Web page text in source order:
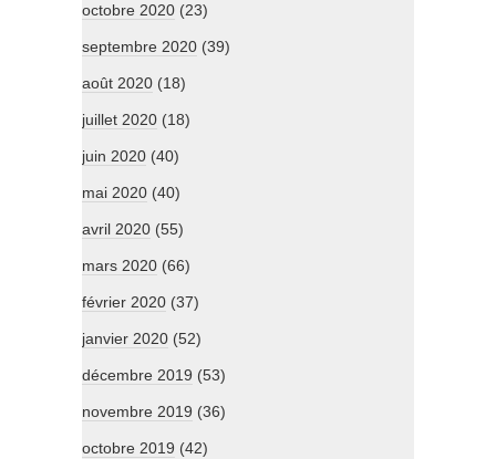
octobre 2020 (23)
septembre 2020 (39)
août 2020 (18)
juillet 2020 (18)
juin 2020 (40)
mai 2020 (40)
avril 2020 (55)
mars 2020 (66)
février 2020 (37)
janvier 2020 (52)
décembre 2019 (53)
novembre 2019 (36)
octobre 2019 (42)